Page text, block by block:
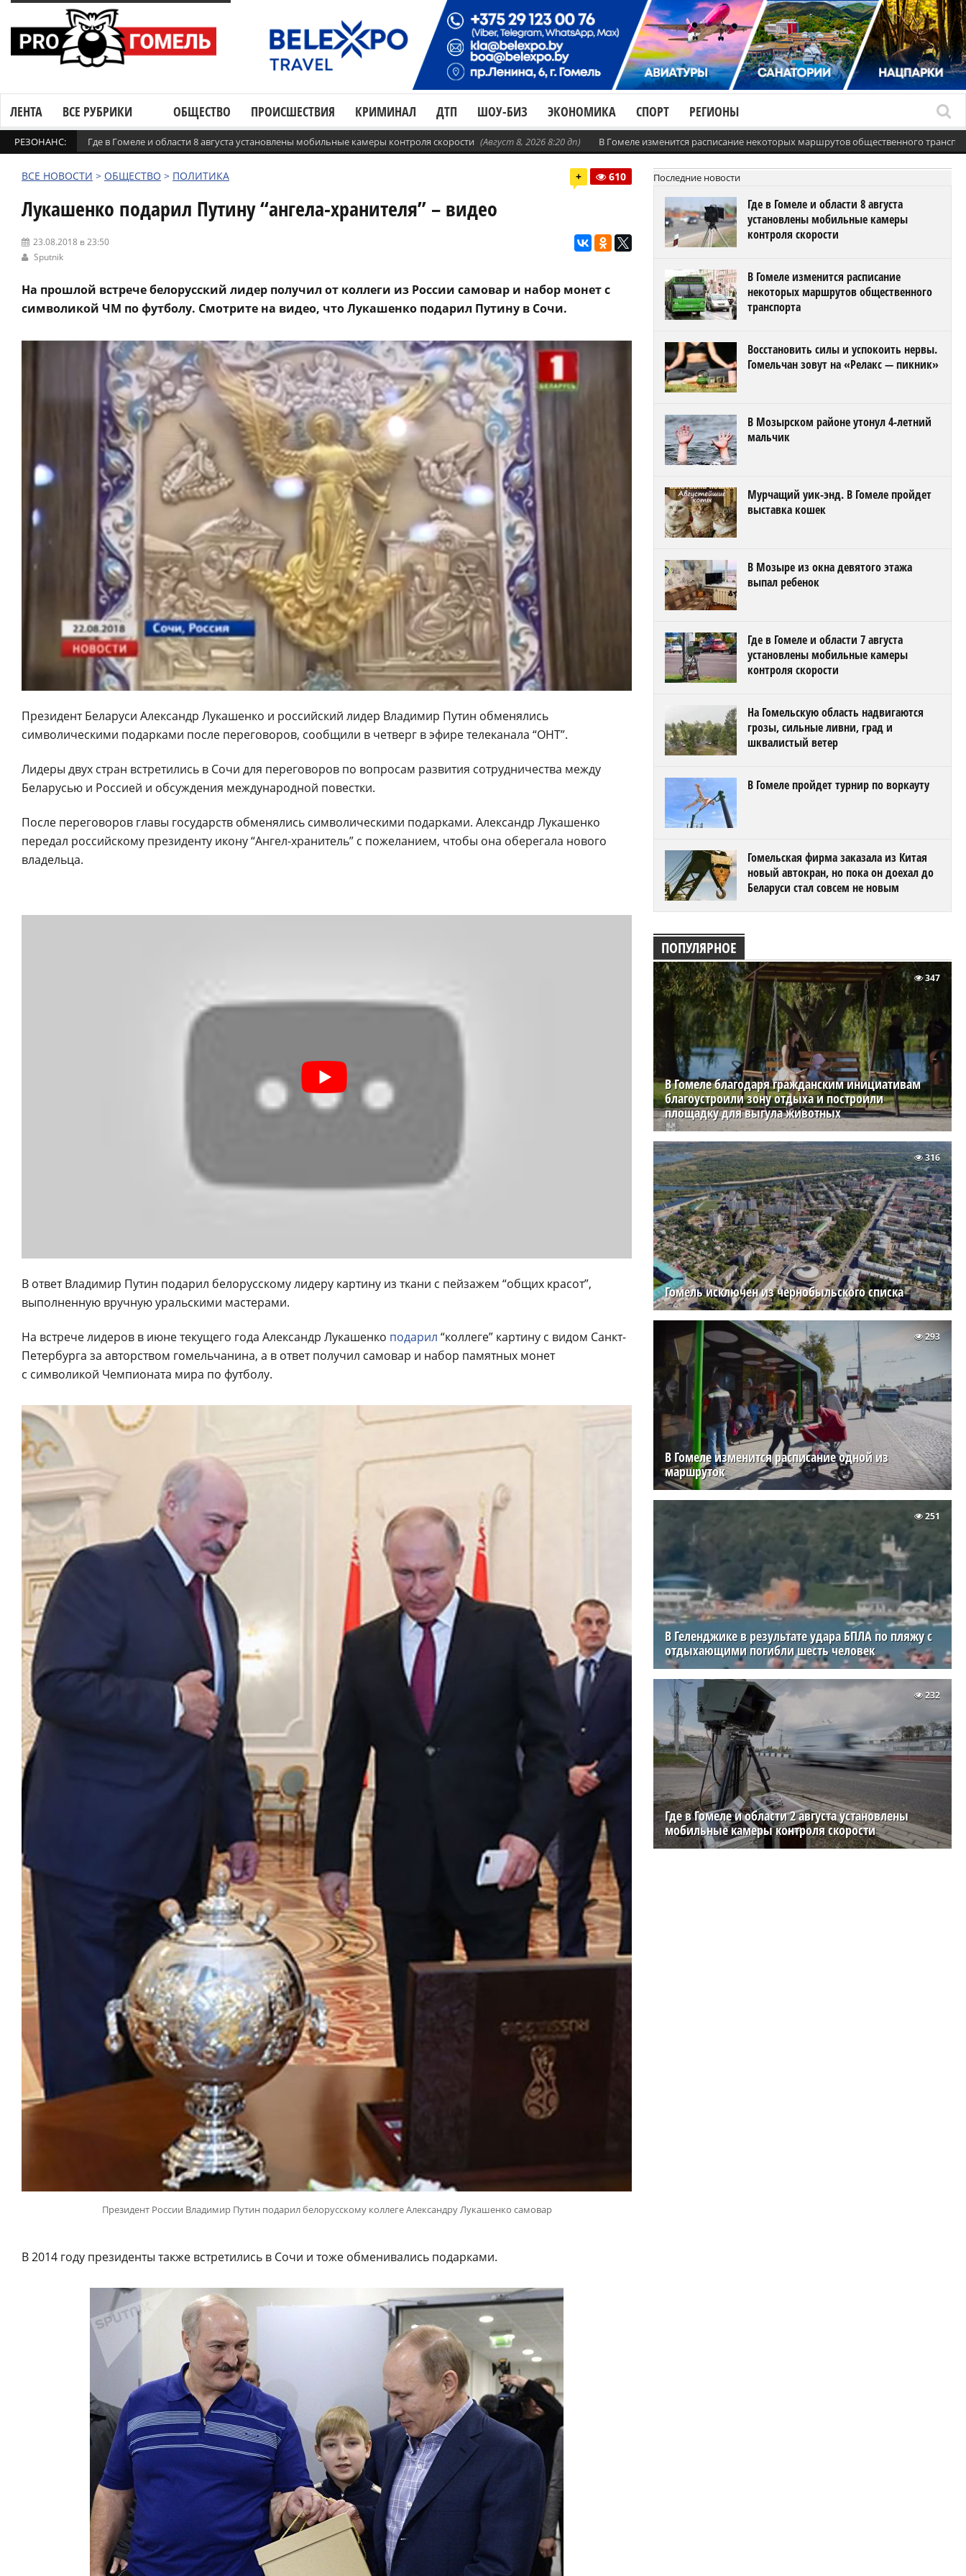
ЛЕНТА ВСЕ РУБРИКИ ОБЩЕСТВО ПРОИСШЕСТВИЯ КРИМИНАЛ ДТП ШОУ-БИЗ ЭКОНОМИКА СПОРТ РЕГИОНЫ
РЕЗОНАНС: Где в Гомеле и области 8 августа установлены мобильные камеры контроля скорости (Август 8, 2026 8:20 дп) В Гомеле изменится расписание некоторых маршрутов общественного
ВСЕ НОВОСТИ > ОБЩЕСТВО > ПОЛИТИКА + 610
Лукашенко подарил Путину “ангела-хранителя” – видео
23.08.2018 в 23:50
Sputnik
На прошлой встрече белорусский лидер получил от коллеги из России самовар и набор монет с
символикой ЧМ по футболу. Смотрите на видео, что Лукашенко подарил Путину в Сочи.
Президент Беларуси Александр Лукашенко и российский лидер Владимир Путин обменялись
символическими подарками после переговоров, сообщили в четверг в эфире телеканала “ОНТ”.
Лидеры двух стран встретились в Сочи для переговоров по вопросам развития сотрудничества между
Беларусью и Россией и обсуждения международной повестки.
После переговоров главы государств обменялись символическими подарками. Александр Лукашенко
передал российскому президенту икону “Ангел-хранитель” с пожеланием, чтобы она оберегала нового
владельца.
В ответ Владимир Путин подарил белорусскому лидеру картину из ткани с пейзажем “общих красот”,
выполненную вручную уральскими мастерами.
На встрече лидеров в июне текущего года Александр Лукашенко подарил “коллеге” картину с видом Санкт-
Петербурга за авторством гомельчанина, а в ответ получил самовар и набор памятных монет
с символикой Чемпионата мира по футболу.
Президент России Владимир Путин подарил белорусскому коллеге Александру Лукашенко самовар
В 2014 году президенты также встретились в Сочи и тоже обменивались подарками.
Последние новости
Где в Гомеле и области 8 августа
установлены мобильные камеры
контроля скорости
В Гомеле изменится расписание
некоторых маршрутов общественного
транспорта
Восстановить силы и успокоить нервы.
Гомельчан зовут на «Релакс — пикник»
В Мозырском районе утонул 4-летний
мальчик
Мурчащий уик-энд. В Гомеле пройдет
выставка кошек
В Мозыре из окна девятого этажа
выпал ребенок
Где в Гомеле и области 7 августа
установлены мобильные камеры
контроля скорости
На Гомельскую область надвигаются
грозы, сильные ливни, град и
шквалистый ветер
В Гомеле пройдет турнир по воркауту
Гомельская фирма заказала из Китая
новый автокран, но пока он доехал до
Беларуси стал совсем не новым
ПОПУЛЯРНОЕ
В Гомеле благодаря гражданским инициативам
благоустроили зону отдыха и построили
площадку для выгула животных
347
Гомель исключен из чернобыльского списка
316
В Гомеле изменится расписание одной из
маршруток
293
В Геленджике в результате удара БПЛА по пляжу с
отдыхающими погибли шесть человек
251
Где в Гомеле и области 2 августа установлены
мобильные камеры контроля скорости
232